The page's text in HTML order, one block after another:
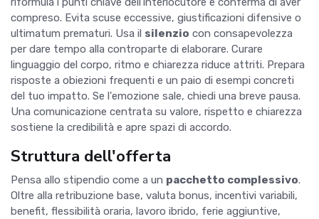
compreso. Evita scuse eccessive, giustificazioni difensive o
ultimatum prematuri. Usa il silenzio con consapevolezza
per dare tempo alla controparte di elaborare. Curare
linguaggio del corpo, ritmo e chiarezza riduce attriti. Prepara
risposte a obiezioni frequenti e un paio di esempi concreti
del tuo impatto. Se l'emozione sale, chiedi una breve pausa.
Una comunicazione centrata su valore, rispetto e chiarezza
sostiene la credibilità e apre spazi di accordo.
Struttura dell'offerta
Pensa allo stipendio come a un pacchetto complessivo.
Oltre alla retribuzione base, valuta bonus, incentivi variabili,
benefit, flessibilità oraria, lavoro ibrido, ferie aggiuntive,